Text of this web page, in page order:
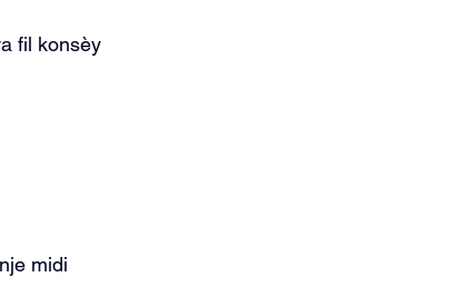
fil konsèy
midi